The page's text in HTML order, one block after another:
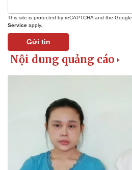
This site is protected by reCAPTCHA and the Google
Service apply.
Gửi tin